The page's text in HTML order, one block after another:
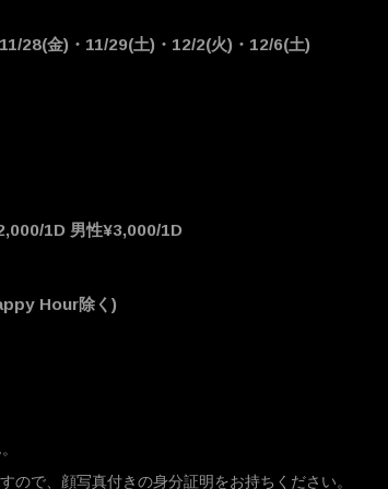
28(金)・11/29(土)・12/2(火)・12/6(土)
1D 男性¥3,000/1D
Hour除く)
ので、顔写真付きの身分証明をお持ちください。